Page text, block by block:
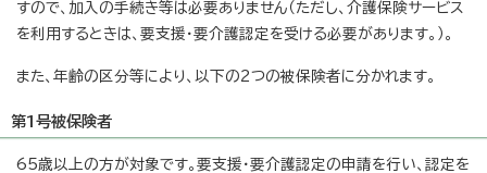
すので、加入の手続き等は必要ありません（ただし、介護保険サービス
を利用するときは、要支援・要介護認定を受ける必要があります。）。
また、年齢の区分等により、以下の2つの被保険者に分かれます。
第1号被保険者
65歳以上の方が対象です。要支援・要介護認定の申請を行い、認定を